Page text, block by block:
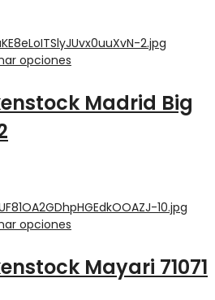
opciones
Madrid Big
opciones
Mayari 71071